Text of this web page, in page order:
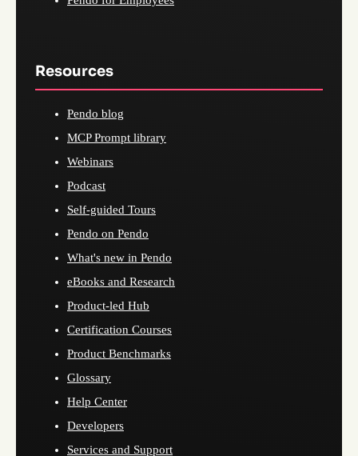
Resources
Pendo blog
MCP Prompt library
Webinars
Podcast
Self-guided Tours
Pendo on Pendo
What's new in Pendo
eBooks and Research
Product-led Hub
Certification Courses
Product Benchmarks
Glossary
Help Center
Developers
Services and Support